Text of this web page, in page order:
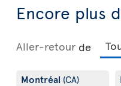
Encore plus
Aller-retour de
Montréal (CA)